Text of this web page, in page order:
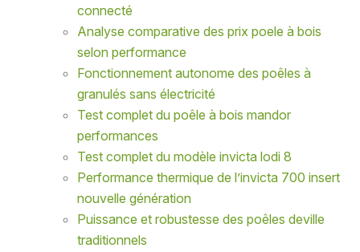
connecté
Analyse comparative des prix poele à bois
selon performance
Fonctionnement autonome des poêles à
granulés sans électricité
Test complet du poêle à bois mandor
performances
Test complet du modèle invicta lodi 8
Performance thermique de l’invicta 700 insert
nouvelle génération
Puissance et robustesse des poêles deville
traditionnels